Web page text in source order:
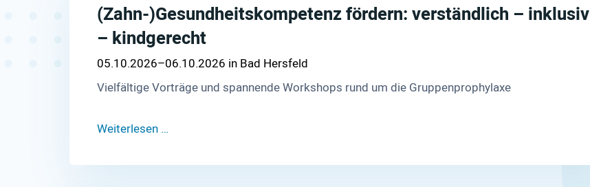
(Zahn-)Gesundheitskompetenz fördern: verständlich – inklusiv
– kindgerecht
05.10.2026–06.10.2026
Bad Hersfeld
Vielfältige Vorträge und spannende Workshops rund um die Gruppenprophylaxe
Weiterlesen …